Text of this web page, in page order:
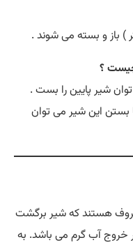
چیست ؟
توان شیر پایین را بست .
بستن این شیر می توان
هستند که شیر برگشت
خروج آب گرم می باشد. به